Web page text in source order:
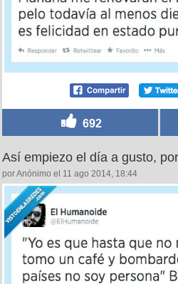
692
Así empiezo el día a gusto,
por Anónimo el 11 ago 2014, 18:44